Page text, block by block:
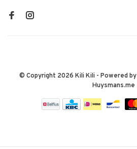
© Copyright 2026 Kili Kili - Powered by
Huysmans.me